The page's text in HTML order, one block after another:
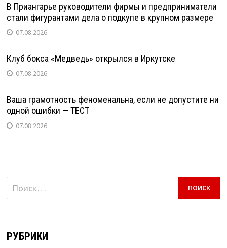
В Приангарье руководители фирмы и предприниматели
стали фигурантами дела о подкупе в крупном размере
07.08.2026
Клуб бокса «Медведь» открылся в Иркутске
07.08.2026
Ваша грамотность феноменальна, если не допустите ни
одной ошибки — ТЕСТ
07.08.2026
Найти:
РУБРИКИ